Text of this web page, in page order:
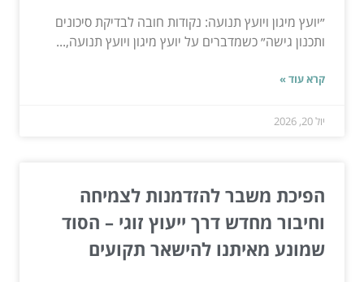
״יועץ מיגון ויועץ תנועה: נקודות חובה לבדיקת סיכונים
ותכנון גישה״ כשמדברים על יועץ מיגון ויועץ תנועה,...
קרא עוד »
יול 20, 2026
הפיכת משבר להזדמנות לצמיחה
וחיבור מחדש דרך ייעוץ זוגי – הסוד
שמונע מאיתנו להישאר תקועים